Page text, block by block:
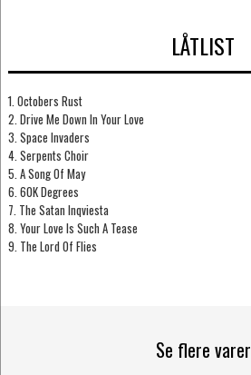
LÅTLIST
1. Octobers Rust
2. Drive Me Down In Your Love
3. Space Invaders
4. Serpents Choir
5. A Song Of May
6. 60K Degrees
7. The Satan Inqviesta
8. Your Love Is Such A Tease
9. The Lord Of Flies
Se flere varer